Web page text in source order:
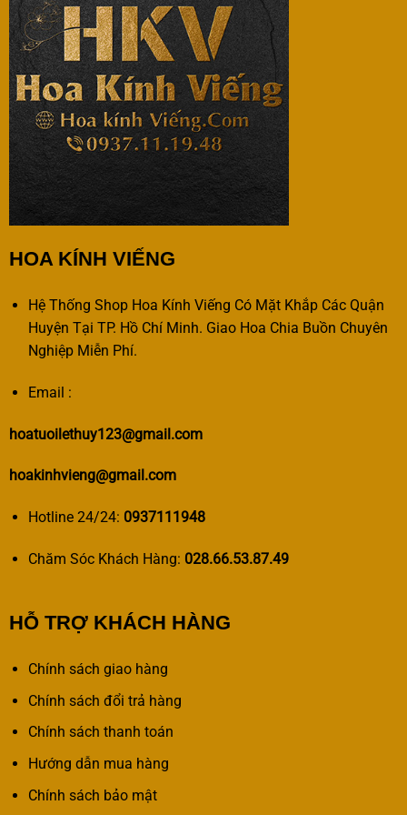
HOA KÍNH VIẾNG
Hệ Thống Shop Hoa Kính Viếng Có Mặt Khắp Các Quận
Huyện Tại TP. Hồ Chí Minh. Giao Hoa Chia Buồn Chuyên
Nghiệp Miễn Phí.
Email :
hoatuoilethuy123@gmail.com
hoakinhvieng@gmail.com
Hotline 24/24: 0937111948
Chăm Sóc Khách Hàng: 028.66.53.87.49
HỖ TRỢ KHÁCH HÀNG
Chính sách giao hàng
Chính sách đổi trả hàng
Chính sách thanh toán
Hướng dẫn mua hàng
Chính sách bảo mật